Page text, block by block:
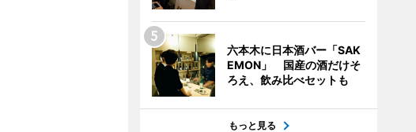
六本木に日本酒バー「SAK
EMON」 国産の酒だけそ
ろえ、飲み比べセットも
もっと見る